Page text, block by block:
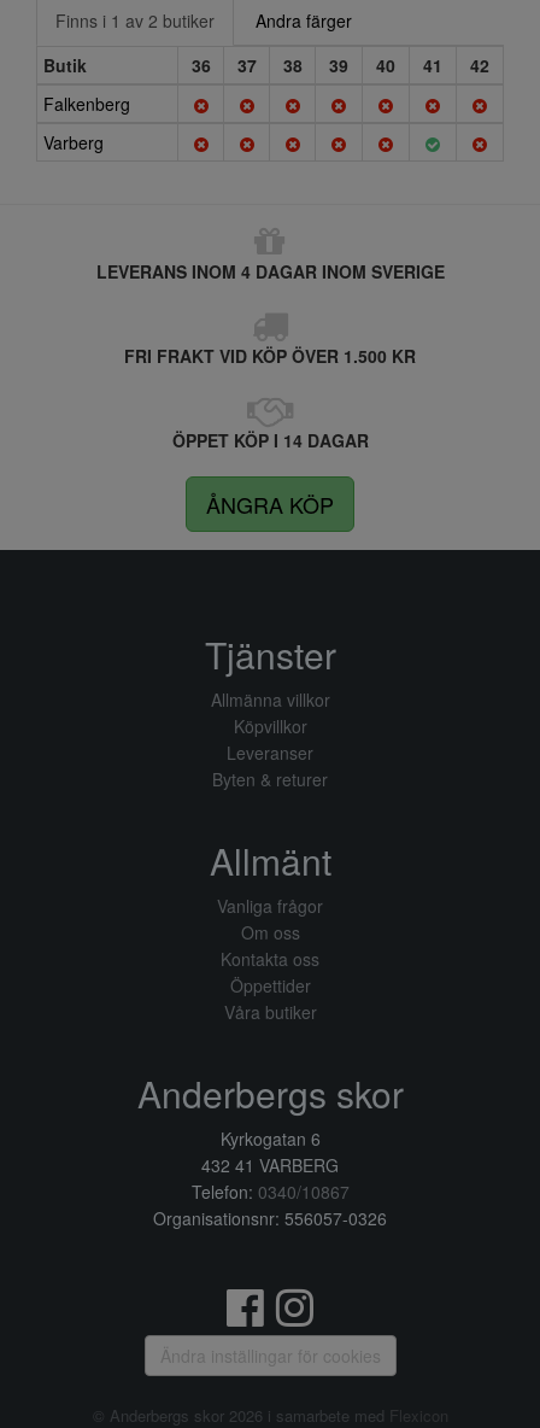
Finns i 1 av 2 butiker
Andra färger
Butik
36 37 38 39 40 41
42
Falkenberg
Varberg
LEVERANS INOM 4 DAGAR INOM SVERIGE
FRI FRAKT VID KÖP ÖVER 1.500 KR
ÖPPET KÖP I 14 DAGAR
ÅNGRA KÖP
Tjänster
Allmänna villkor
Köpvillkor
Leveranser
Byten & returer
Allmänt
Vanliga frågor
Om oss
Kontakta oss
Öppettider
Våra butiker
Anderbergs skor
Kyrkogatan 6
432 41 VARBERG
Telefon: 0340/10867
Organisationsnr: 556057-0326
Ändra inställingar för cookies
© Anderbergs skor 2026 i samarbete med Flexicon